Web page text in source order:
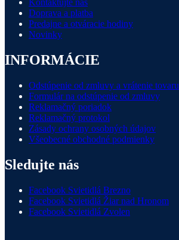
Doprava a platba
Predajne a otváracie hodiny
Novinky
INFORMÁCIE
Odstúpenie od zmluvy a vrátenie tovaru
Formulár na odstúpenie od zmluvy
Reklamačný poriadok
Reklamačný protokol
Zásady ochrany osobných údajov
Všeobecné obchodné podmienky
Sledujte nás
Facebook Svietidlá Brezno
Facebook Svietidlá Žiar nad Hronom
Facebook Svietidlá Zvolen